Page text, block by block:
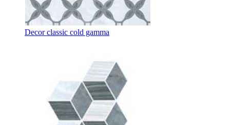
Decor classic cold gamma